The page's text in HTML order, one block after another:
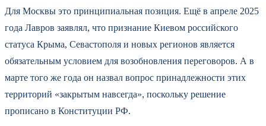
Для Москвы это принципиальная позиция. Ещё в апреле 2025
года Лавров заявлял, что признание Киевом российского
статуса Крыма, Севастополя и новых регионов является
обязательным условием для возобновления переговоров. А в
марте того же года он назвал вопрос принадлежности этих
территорий «закрытым навсегда», поскольку решение
прописано в Конституции РФ.